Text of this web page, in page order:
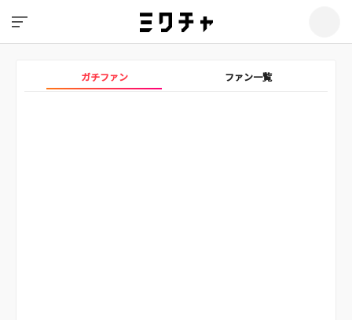
ガチファン ファン一覧